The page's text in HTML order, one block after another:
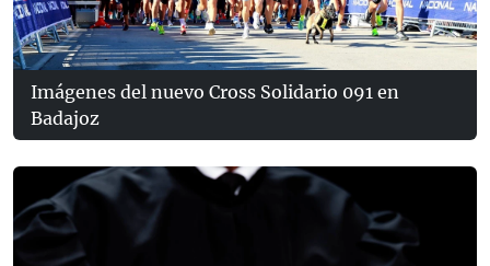
Imágenes del nuevo Cross Solidario 091 en
Badajoz